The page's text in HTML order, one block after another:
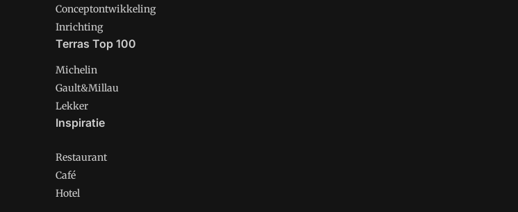
Conceptontwikkeling
Inrichting
Terras Top 100
Michelin
Gault&Millau
Lekker
Inspiratie
Restaurant
Café
Hotel